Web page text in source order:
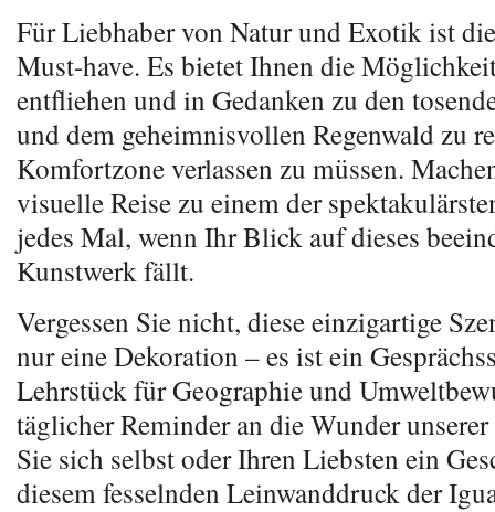
Für Liebhaber von Natur und Exotik ist
Must-have. Es bietet Ihnen die
entfliehen und in Gedanken zu den
und dem geheimnisvollen Regenwald zu
Komfortzone verlassen zu müssen.
visuelle Reise zu einem der
jedes Mal, wenn Ihr Blick auf dieses
Kunstwerk fällt.
Vergessen Sie nicht, diese einzigartige
nur eine Dekoration – es ist ein
Lehrstück für Geographie und
täglicher Reminder an die Wunder
Sie sich selbst oder Ihren Liebsten ein
diesem fesselnden Leinwanddruck der